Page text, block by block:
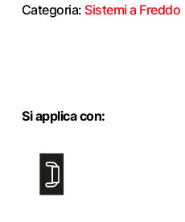
Categoria: Sistemi a Freddo
Si applica con: